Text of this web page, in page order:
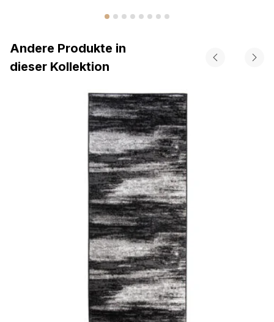
Andere Produkte in
dieser Kollektion